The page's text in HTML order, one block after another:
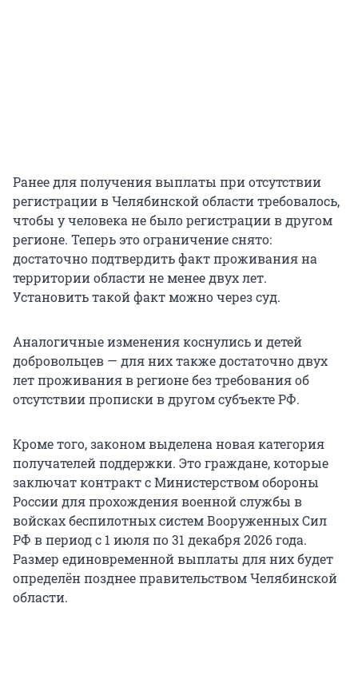
Ранее для получения выплаты при отсутствии
регистрации в Челябинской области требовалось,
чтобы у человека не было регистрации в другом
регионе. Теперь это ограничение снято:
достаточно подтвердить факт проживания на
территории области не менее двух лет.
Установить такой факт можно через суд.
Аналогичные изменения коснулись и детей
добровольцев — для них также достаточно двух
лет проживания в регионе без требования об
отсутствии прописки в другом субъекте РФ.
Кроме того, законом выделена новая категория
получателей поддержки. Это граждане, которые
заключат контракт с Министерством обороны
России для прохождения военной службы в
войсках беспилотных систем Вооруженных Сил
РФ в период с 1 июля по 31 декабря 2026 года.
Размер единовременной выплаты для них будет
определён позднее правительством Челябинской
области.